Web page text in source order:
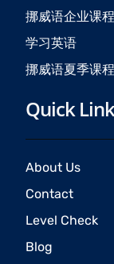
挪威语企业课程
学习英语
挪威语夏季课程
Quick
About Us
Contact
Level Check
Blog